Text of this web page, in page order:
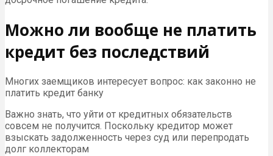
Можно ли вообще не платить
кредит без последствий
Многих заемщиков интересует вопрос: как законно не
платить кредит банку
Важно знать, что уйти от кредитных обязательств
совсем не получится. Поскольку кредитор может
взыскать задолженность через суд или перепродать
долг коллекторам